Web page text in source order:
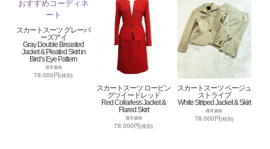
スカートスーツ グレーバ
ーズアイ
Gray Double Breasted
Jacket & Pleated Skirt in
Bird’s Eye Pattern
通常価格
78,000円(税別)
スカートスーツ ロービン
グツイードレッド
Red Collarless Jacket &
Flared Skirt
通常価格
78,000円(税別)
スカートスーツ ベージュ
ストライプ
White Striped Jacket & Skirt
通常価格
78,000円(税別)